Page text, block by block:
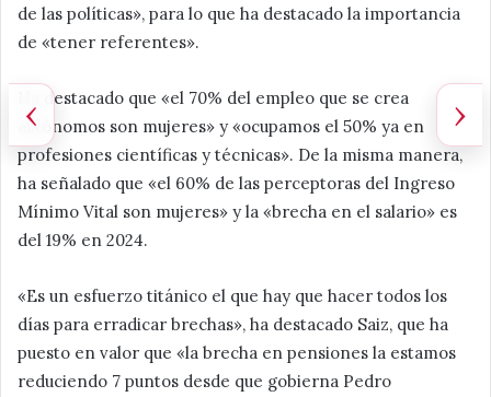
de las políticas», para lo que ha destacado la importancia
de «tener referentes».
Ha destacado que «el 70% del empleo que se crea
autónomos son mujeres» y «ocupamos el 50% ya en
profesiones científicas y técnicas». De la misma manera,
ha señalado que «el 60% de las perceptoras del Ingreso
Mínimo Vital son mujeres» y la «brecha en el salario» es
del 19% en 2024.
«Es un esfuerzo titánico el que hay que hacer todos los
días para erradicar brechas», ha destacado Saiz, que ha
puesto en valor que «la brecha en pensiones la estamos
reduciendo 7 puntos desde que gobierna Pedro
‹ ›